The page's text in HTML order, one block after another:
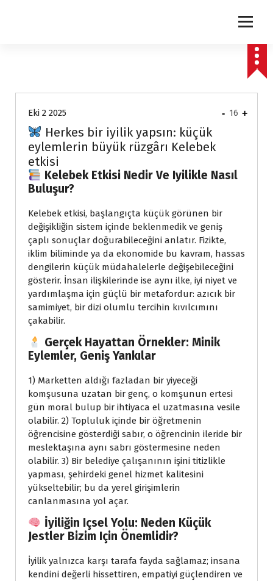
Eki 2 2025
Herkes bir iyilik yapsın: küçük
eylemlerin büyük rüzgârı Kelebek
etkisi
Kelebek Etkisi Nedir Ve Iyilikle Nasıl
Buluşur?
Kelebek etkisi, başlangıçta küçük görünen bir
değişikliğin sistem içinde beklenmedik ve geniş
çaplı sonuçlar doğurabileceğini anlatır. Fizikte,
iklim biliminde ya da ekonomide bu kavram, hassas
dengilerin küçük müdahalelerle değişebileceğini
gösterir. İnsan ilişkilerinde ise aynı ilke, iyi niyet ve
yardımlaşma için güçlü bir metafordur: azıcık bir
samimiyet, bir dizi olumlu tercihin kıvılcımını
çakabilir.
Gerçek Hayattan Örnekler: Minik
Eylemler, Geniş Yankılar
1) Marketten aldığı fazladan bir yiyeceği
komşusuna uzatan bir genç, o komşunun ertesi
gün moral bulup bir ihtiyaca el uzatmasına vesile
olabilir. 2) Topluluk içinde bir öğretmenin
öğrencisine gösterdiği sabır, o öğrencinin ileride bir
meslektaşına aynı sabrı göstermesine neden
olabilir. 3) Bir belediye çalışanının işini titizlikle
yapması, şehirdeki genel hizmet kalitesini
yükseltebilir; bu da yerel girişimlerin
canlanmasına yol açar.
İyiliğin Içsel Yolu: Neden Küçük
Jestler Bizim Için Önemlidir?
İyilik yalnızca karşı tarafa fayda sağlamaz; insana
kendini değerli hissettiren, empatiyi güçlendiren ve
- 16 +